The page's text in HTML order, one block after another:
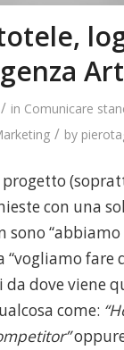
/ in Comunicare
/ by
con una
sono
“vogliamo fare
dove viene
come: